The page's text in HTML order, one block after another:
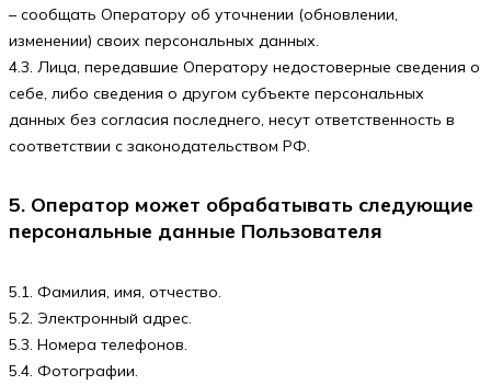
– сообщать Оператору об уточнении (обновлении,
изменении) своих персональных данных.
4.3. Лица, передавшие Оператору недостоверные сведения о
себе, либо сведения о другом субъекте персональных
данных без согласия последнего, несут ответственность в
соответствии с законодательством РФ.
5. Оператор может обрабатывать следующие
персональные данные Пользователя
5.1. Фамилия, имя, отчество.
5.2. Электронный адрес.
5.3. Номера телефонов.
5.4. Фотографии.